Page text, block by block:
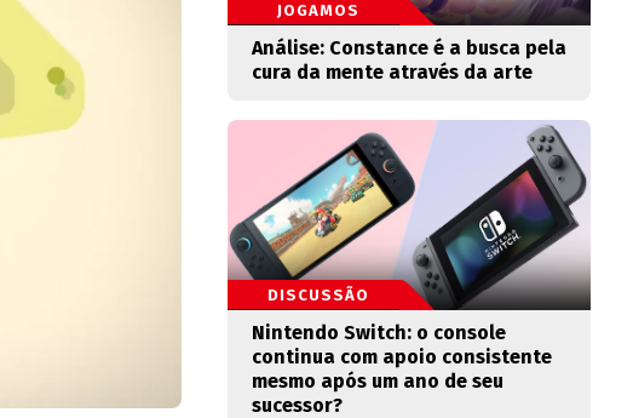
JOGAMOS
Análise: Constance é a busca pela
cura da mente através da arte
DISCUSSÃO
Nintendo Switch: o console
continua com apoio consistente
mesmo após um ano de seu
sucessor?